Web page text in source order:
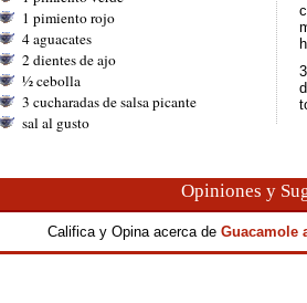
1 pimiento rojo
4 aguacates
2 dientes de ajo
½ cebolla
3 cucharadas de salsa picante
sal al gusto
Opiniones y
Califica y Opina acerca de Guacamole